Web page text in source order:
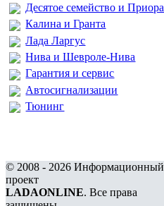
Десятое семейство и Приора
Калина и Гранта
Лада Ларгус
Нива и Шевроле-Нива
Гарантия и сервис
Автосигнализации
Тюнинг
© 2008 - 2026 Информационный
проект
LADAONLINE. Все права